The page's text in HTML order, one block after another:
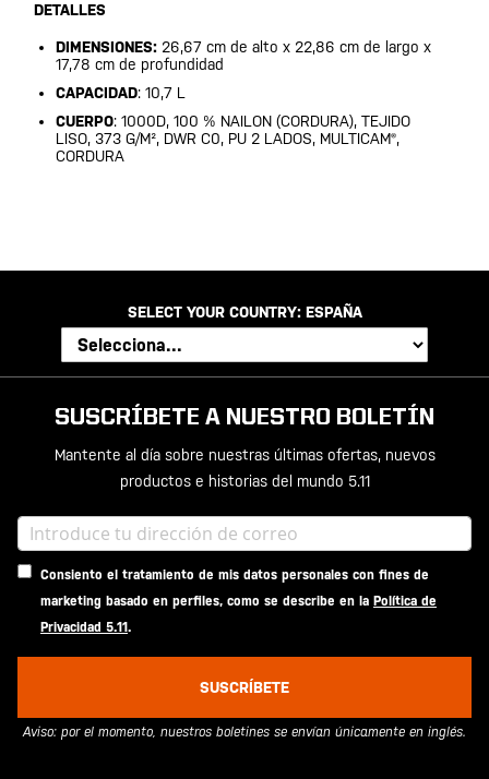
DETALLES
DIMENSIONES: 26,67 cm de alto x 22,86 cm de largo x
17,78 cm de profundidad
CAPACIDAD: 10,7 L
CUERPO: 1000D, 100 % NAILON (CORDURA), TEJIDO
LISO, 373 G/M², DWR C0, PU 2 LADOS, MULTICAM®,
CORDURA
SELECT YOUR COUNTRY: ESPAÑA
SUSCRÍBETE A NUESTRO BOLETÍN
Mantente al día sobre nuestras últimas ofertas, nuevos
productos e historias del mundo 5.11
Consiento el tratamiento de mis datos personales con fines de
marketing basado en perfiles, como se describe en la Política de
Privacidad 5.11.
SUSCRÍBETE
Aviso: por el momento, nuestros boletines se envían únicamente en inglés.